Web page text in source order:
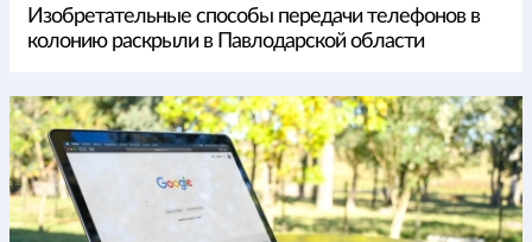
Изобретательные способы передачи телефонов в
колонию раскрыли в Павлодарской области